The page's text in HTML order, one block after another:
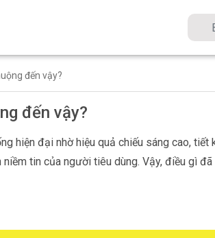
đến vậy?
đến vậy?
hiện đại nhờ hiệu quả chiếu sáng cao,
tin của người tiêu dùng. Vậy, điều gì